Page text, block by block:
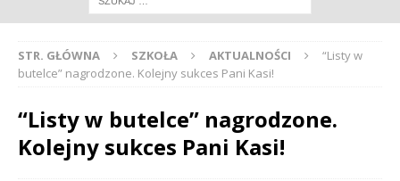
STR. GŁÓWNA SZKOŁA AKTUALNOŚCI
“Listy w
butelce” nagrodzone. Kolejny sukces Pani Kasi!
“Listy w butelce” nagrodzone.
Kolejny sukces Pani Kasi!